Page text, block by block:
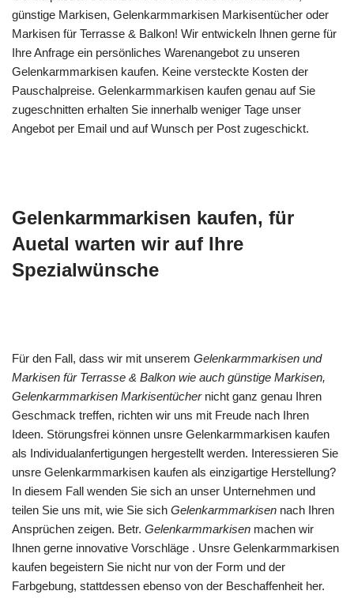
günstige Markisen, Gelenkarmmarkisen Markisentücher oder
Markisen für Terrasse & Balkon! Wir entwickeln Ihnen gerne für
Ihre Anfrage ein persönliches Warenangebot zu unseren
Gelenkarmmarkisen kaufen. Keine versteckte Kosten der
Pauschalpreise. Gelenkarmmarkisen kaufen genau auf Sie
zugeschnitten erhalten Sie innerhalb weniger Tage unser
Angebot per Email und auf Wunsch per Post zugeschickt.
Gelenkarmmarkisen kaufen, für
Auetal warten wir auf Ihre
Spezialwünsche
Für den Fall, dass wir mit unserem Gelenkarmmarkisen und
Markisen für Terrasse & Balkon wie auch günstige Markisen,
Gelenkarmmarkisen Markisentüchernicht ganz genau Ihren
Geschmack treffen, richten wir uns mit Freude nach Ihren
Ideen. Störungsfrei können unsre Gelenkarmmarkisen kaufen
als Individualanfertigungen hergestellt werden. Interessieren Sie
unsre Gelenkarmmarkisen kaufen als einzigartige Herstellung?
In diesem Fall wenden Sie sich an unser Unternehmen und
teilen Sie uns mit, wie Sie sich Gelenkarmmarkisen nach Ihren
Ansprüchen zeigen. Betr. Gelenkarmmarkisen machen wir
Ihnen gerne innovative Vorschläge . Unsre Gelenkarmmarkisen
kaufen begeistern Sie nicht nur von der Form und der
Farbgebung, stattdessen ebenso von der Beschaffenheit her.